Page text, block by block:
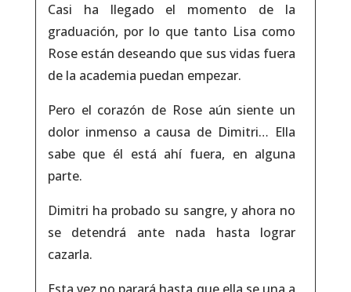
Casi ha llegado el momento de la
graduación, por lo que tanto Lisa como
Rose están deseando que sus vidas fuera
de la academia puedan empezar.
Pero el corazón de Rose aún siente un
dolor inmenso a causa de Dimitri… Ella
sabe que él está ahí fuera, en alguna
parte.
Dimitri ha probado su sangre, y ahora no
se detendrá ante nada hasta lograr
cazarla.